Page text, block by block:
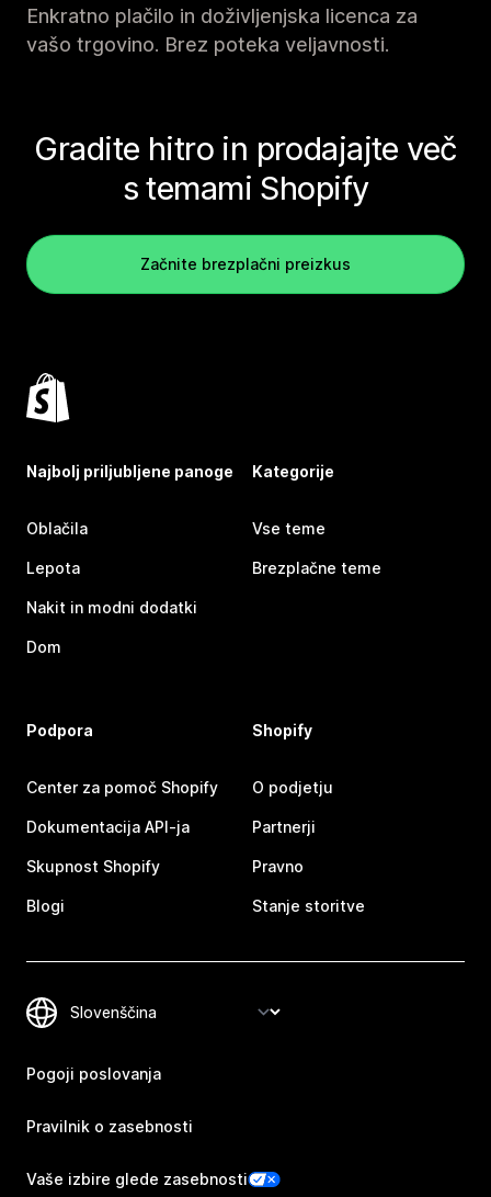
Enkratno plačilo in doživljenjska licenca za
vašo trgovino. Brez poteka veljavnosti.
Gradite hitro in prodajajte več
s temami Shopify
Začnite brezplačni preizkus
Najbolj priljubljene panoge
Oblačila
Lepota
Nakit in modni dodatki
Dom
Kategorije
Vse teme
Brezplačne teme
Podpora
Center za pomoč Shopify
Dokumentacija API-ja
Skupnost Shopify
Blogi
Shopify
O podjetju
Partnerji
Pravno
Stanje storitve
Pogoji poslovanja
Pravilnik o zasebnosti
Vaše izbire glede zasebnosti